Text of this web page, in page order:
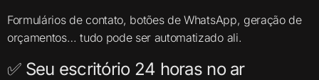
Formulários de contato, botões de WhatsApp, geração de
orçamentos… tudo pode ser automatizado ali.
✅ Seu escritório 24 horas no ar